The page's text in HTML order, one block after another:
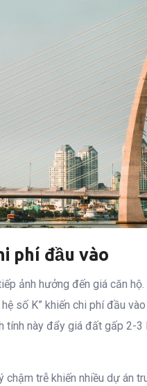
phí đầu vào
ảnh hưởng đến giá căn
số K” khiến chi phí đầu
tính này đẩy giá đất gấp 2-
trễ khiến nhiều dự án